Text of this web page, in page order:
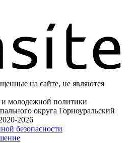
на сайте, не являются
молодежной политики
округа Горноуральский
2026
безопасности